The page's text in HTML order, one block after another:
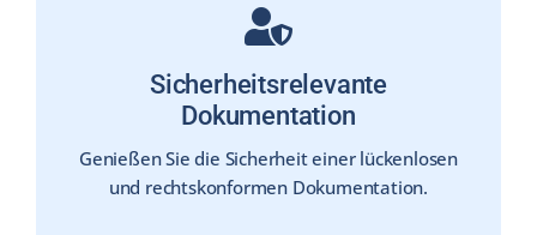
Sicherheitsrelevante
Dokumentation
Genießen Sie die Sicherheit einer lückenlosen
und rechtskonformen Dokumentation.